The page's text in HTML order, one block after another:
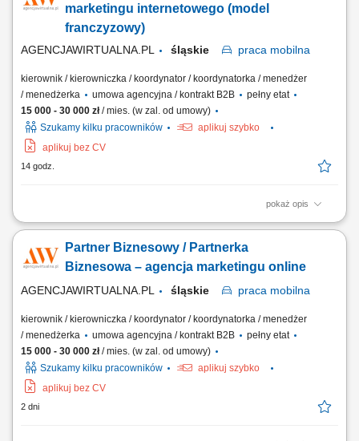
marketingu internetowego (strony WWW, sklepy internetowe, Social
Media, SEO/SEM, filmy...
marketingu internetowego (model
franczyzowy)
AGENCJAWIRTUALNA.PL śląskie praca mobilna
kierownik / kierowniczka / koordynator / koordynatorka / menedżer
/ menedżerka
umowa agencyjna / kontrakt B2B
pełny etat
15 000 - 30 000 zł/ mies. (w zal. od umowy)
Szukamy kilku pracowników
aplikuj szybko
aplikuj bez CV
14 godz.
pokaż opis
Zakres działania prowadzenie własnej działalności w modelu
pozyskiwanie oraz obsługa klientów biznesowych; sprzedaż usług
marketingu internetowego (strony WWW, sklepy internetowe, social
Partner Biznesowy / Partnerka
Biznesowa – agencja marketingu online
AGENCJAWIRTUALNA.PL śląskie praca mobilna
kierownik / kierowniczka / koordynator / koordynatorka / menedżer
/ menedżerka
umowa agencyjna / kontrakt B2B
pełny etat
15 000 - 30 000 zł/ mies. (w zal. od umowy)
Szukamy kilku pracowników
aplikuj szybko
aplikuj bez CV
2 dni